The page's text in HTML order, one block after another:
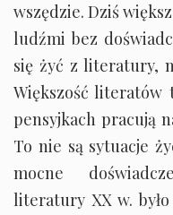
wszędzie. Dziś
ludźmi bez
się żyć z literatury,
Większość
pensyjkach pracują
To nie są sytuacje
mocne
literatury XX w.